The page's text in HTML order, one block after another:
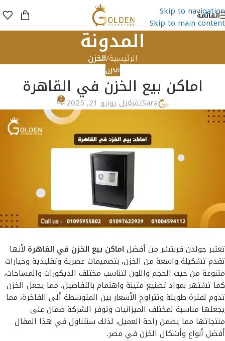
Skip to navigation
Skip to main content
القائمة
المدونة
الرئيسية/الخزن
الخزن
اماكن بيع الخزن في القاهرة
Saraتشغيل يونيو 21, 2025 0
تعتبر جولدن فرنتشر من أفضل اماكن بيع الخزن في القاهرة لأنها
تقدم تشكيلة واسعة من الخزن، بتصميمات عصرية وتقليدية وخيارات
متنوعة من حيث الحجم واللون لتناسب مختلف الديكورات والمساحات،
كما تشتهر بمواد تصنيع متينة واهتمام بالتفاصيل، مما يجعل الخزن
تدوم لفترة طويلة وتتراوح الأسعار بين المتوسطة ألى الفاخرة، مما
يجعلها مناسبة لمختلف الميزانيات وتوفر الشركة ضمان على
منتجاتها مما يضمن راحة العميل، لذلك سنتناول في هذا المقال
أفضل أنواع وأشكال الخزن في مصر.